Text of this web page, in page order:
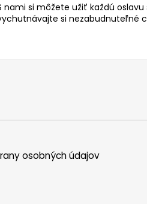
nami si môžete užiť každú
si nezabudnuteľné
osobných údajov